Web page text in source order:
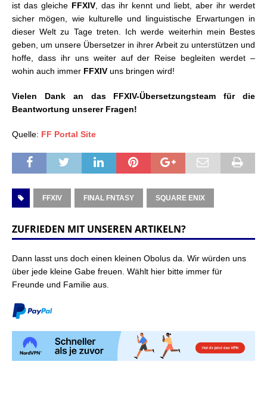
ist das gleiche FFXIV , das ihr kennt und liebt, aber ihr werdet
sicher mögen, wie kulturelle und linguistische Erwartungen in
dieser Welt zu Tage treten. Ich werde weiterhin mein Bestes
geben, um unsere Übersetzer in ihrer Arbeit zu unterstützen und
hoffe, dass ihr uns weiter auf der Reise begleiten werdet –
wohin auch immer FFXIV uns bringen wird!
Vielen Dank an das FFXIV-Übersetzungsteam für die
Beantwortung unserer Fragen!
Quelle: FF Portal Site
FFXIV FINAL FNTASY SQUARE ENIX
ZUFRIEDEN MIT UNSEREN ARTIKELN?
Dann lasst uns doch einen kleinen Obolus da. Wir würden uns
über jede kleine Gabe freuen. Wählt hier bitte immer für
Freunde und Familie aus.